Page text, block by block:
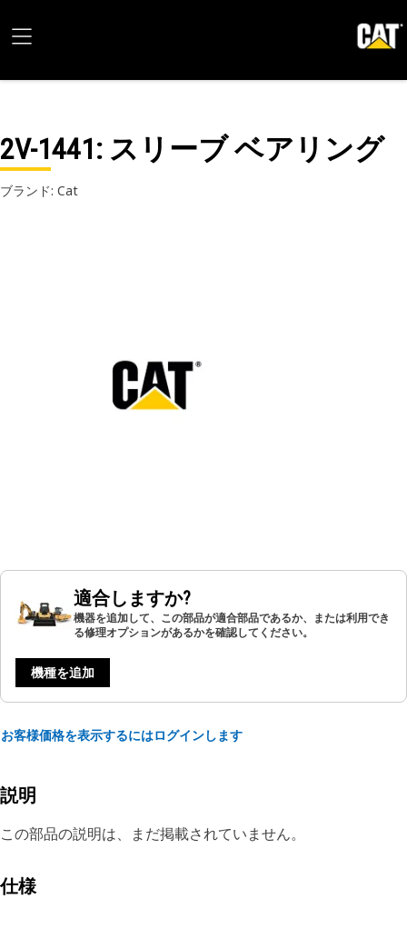
2V-1441: スリーブ ベアリング
ブランド: Cat
適合しますか?
機器を追加して、この部品が適合部品であるか、または利用でき
る修理オプションがあるかを確認してください。
機種を追加
お客様価格を表示するにはログインします
説明
この部品の説明は、まだ掲載されていません。
仕様